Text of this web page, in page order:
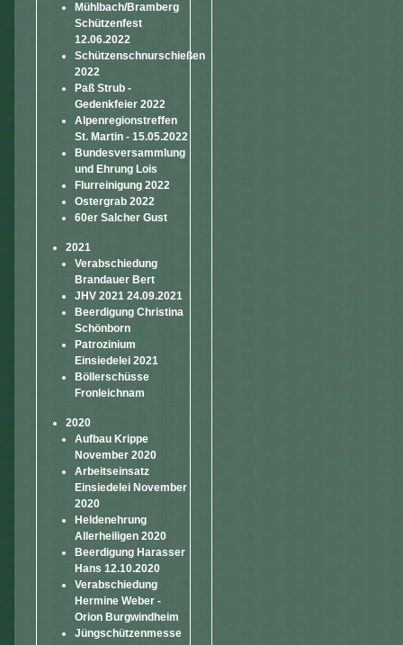
Mühlbach/Bramberg
Schützenfest
12.06.2022
Schützenschnurschießen
2022
Paß Strub -
Gedenkfeier 2022
Alpenregionstreffen
St. Martin - 15.05.2022
Bundesversammlung
und Ehrung Lois
Flurreinigung 2022
Ostergrab 2022
60er Salcher Gust
2021
Verabschiedung
Brandauer Bert
JHV 2021 24.09.2021
Beerdigung Christina
Schönborn
Patrozinium
Einsiedelei 2021
Böllerschüsse
Fronleichnam
2020
Aufbau Krippe
November 2020
Arbeitseinsatz
Einsiedelei November
2020
Heldenehrung
Allerheiligen 2020
Beerdigung Harasser
Hans 12.10.2020
Verabschiedung
Hermine Weber -
Orion Burgwindheim
Jüngschützenmesse